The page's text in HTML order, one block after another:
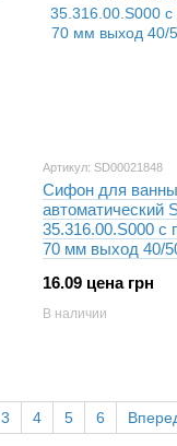
Артикул: SD00021848
Сифон для ванны
автоматический
35.316.00.S000 с
70 мм выход 40/
16.09 цена грн
В наличии
3 4 5 6